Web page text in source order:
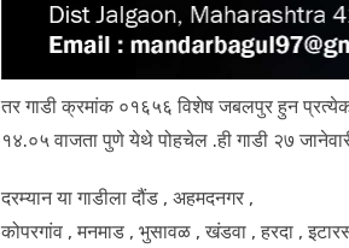
तर गाडी क्रमांक ०१६५६ विशेष जबलपुर हुन प्रत्येक
१४.०५ वाजता पुणे येथे पोहचेल .ही गाडी २७
दरम्यान या गाडीला दौंड , अहमदनगर ,
कोपरगांव , मनमाड , भुसावळ , खंडवा , हरदा ,